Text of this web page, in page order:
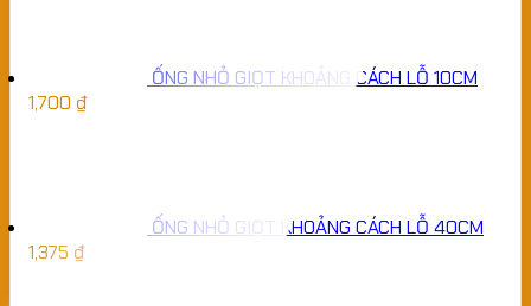
ỐNG NHỎ GIỌT KHOẢNG CÁCH LỖ 10CM
1,700 ₫
ỐNG NHỎ GIỌT KHOẢNG CÁCH LỖ 40CM
1,375 ₫